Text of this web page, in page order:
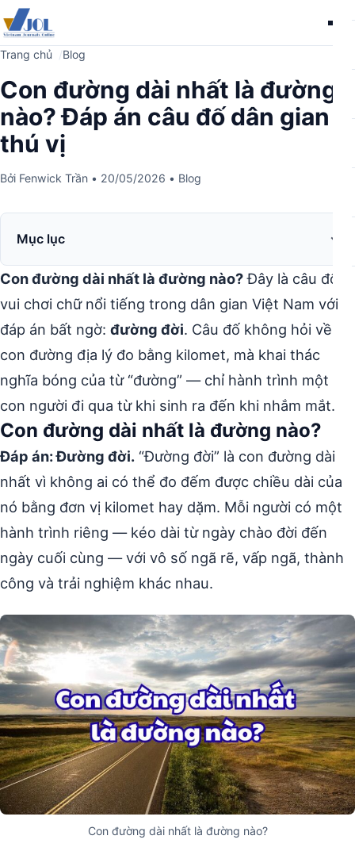
Trang chủ Blog
Con đường dài nhất là đường
nào? Đáp án câu đố dân gian
thú vị
Bởi Fenwick Trần • 20/05/2026 • Blog
Mục lục
Con đường dài nhất là đường nào?Đây là câu đố
vui chơi chữ nổi tiếng trong dân gian Việt Nam với
đáp án bất ngờ: đường đời. Câu đố không hỏi về
con đường địa lý đo bằng kilomet, mà khai thác
nghĩa bóng của từ “đường” — chỉ hành trình một
con người đi qua từ khi sinh ra đến khi nhắm mắt.
Con đường dài nhất là đường nào?
Đáp án: Đường đời. “Đường đời” là con đường dài
nhất vì không ai có thể đo đếm được chiều dài của
nó bằng đơn vị kilomet hay dặm. Mỗi người có một
hành trình riêng — kéo dài từ ngày chào đời đến
ngày cuối cùng — với vô số ngã rẽ, vấp ngã, thành
công và trải nghiệm khác nhau.
Con đường dài nhất là đường nào?